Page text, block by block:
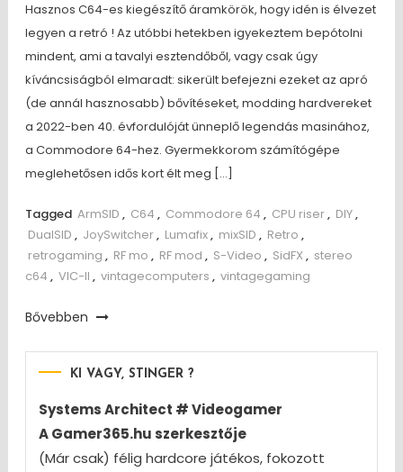
Hasznos C64-es kiegészítő áramkörök, hogy idén is élvezet
legyen a retró ! Az utóbbi hetekben igyekeztem bepótolni
mindent, ami a tavalyi esztendőből, vagy csak úgy
kíváncsiságból elmaradt: sikerült befejezni ezeket az apró
(de annál hasznosabb) bővítéseket, modding hardvereket
a 2022-ben 40. évfordulóját ünneplő legendás masinához,
a Commodore 64-hez. Gyermekkorom számítógépe
meglehetősen idős kort élt meg […]
Tagged ArmSID , C64 , Commodore 64 , CPU riser, DIY,
DualSID , JoySwitcher, Lumafix, mixSID , Retro ,
retrogaming , RF mo , RF mod , S-Video , SidFX , stereo
c64 , VIC-II , vintagecomputers , vintagegaming
Bővebben
KI VAGY, STINGER ?
Systems Architect # Videogamer
A Gamer365.hu szerkesztője
(Már csak) félig hardcore játékos, fokozott